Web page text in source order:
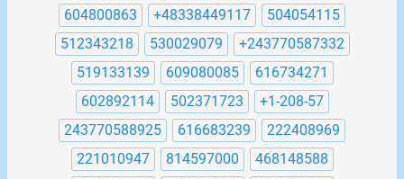
604800863
+48338449117
504054115
512343218
530029079
+243770587332
519133139
609080085
616734271
602892114
502371723
+1-208-57
243770588925
616683239
222408969
221010947
814597000
468148588